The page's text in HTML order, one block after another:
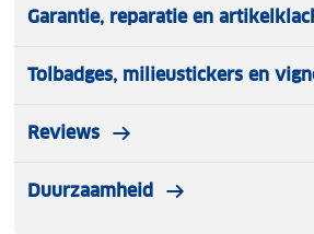
Garantie, reparatie en
Tolbadges, milieustickers en
Reviews
Duurzaamheid